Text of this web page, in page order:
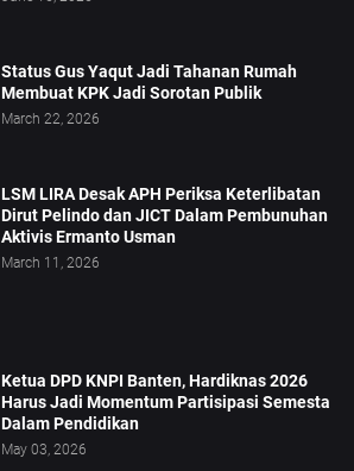
Status Gus Yaqut Jadi Tahanan Rumah
Membuat KPK Jadi Sorotan Publik
March 22, 2026
LSM LIRA Desak APH Periksa Keterlibatan
Dirut Pelindo dan JICT Dalam Pembunuhan
Aktivis Ermanto Usman
March 11, 2026
Ketua DPD KNPI Banten, Hardiknas 2026
Harus Jadi Momentum Partisipasi Semesta
Dalam Pendidikan
May 03, 2026